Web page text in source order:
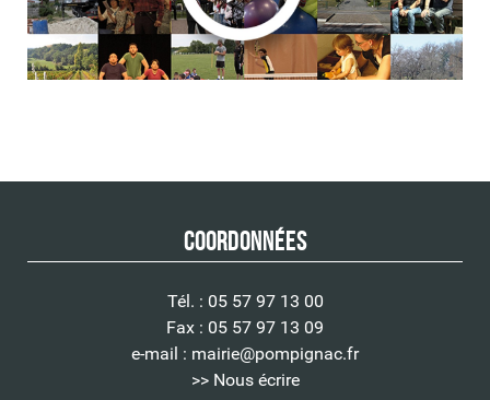
Coordonnées
Tél. : 05 57 97 13 00
Fax : 05 57 97 13 09
e-mail : mairie@pompignac.fr
>> Nous écrire